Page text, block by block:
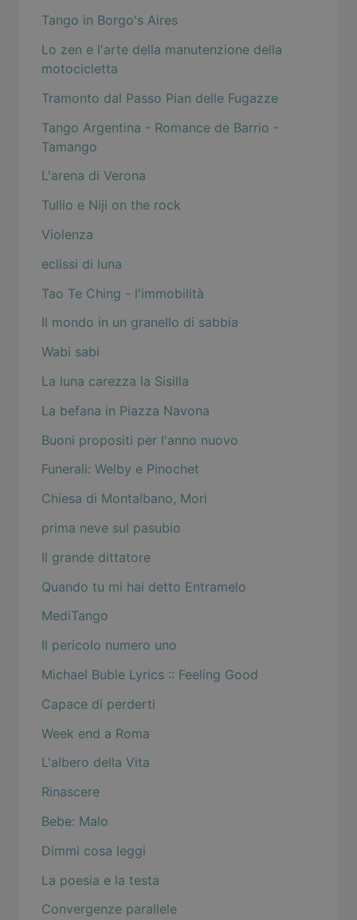
Tango in Borgo's Aires
Lo zen e l'arte della manutenzione della
motocicletta
Tramonto dal Passo Pian delle Fugazze
Tango Argentina - Romance de Barrio -
Tamango
L'arena di Verona
Tullio e Niji on the rock
Violenza
eclissi di luna
Tao Te Ching - l'immobilità
Il mondo in un granello di sabbia
Wabi sabi
La luna carezza la Sisilla
La befana in Piazza Navona
Buoni propositi per l'anno nuovo
Funerali: Welby e Pinochet
Chiesa di Montalbano, Mori
prima neve sul pasubio
Il grande dittatore
Quando tu mi hai detto Entramelo
MediTango
Il pericolo numero uno
Michael Buble Lyrics :: Feeling Good
Capace di perderti
Week end a Roma
L'albero della Vita
Rinascere
Bebe: Malo
Dimmi cosa leggi
La poesia e la testa
Convergenze parallele